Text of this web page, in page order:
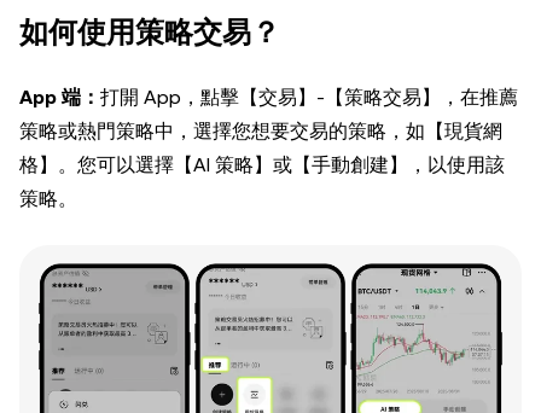
如何使用策略交易？
App 端： 打開 App，點擊【交易】-【策略交易】，在推薦
策略或熱門策略中，選擇您想要交易的策略，如【現貨網
格】。您可以選擇【AI 策略】或【手動創建】，以使用該
策略。